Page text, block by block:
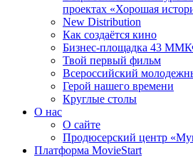
проектах «Хорошая
New Distribution
Как создаётся кино
Бизнес-площадка 43
Твой первый фильм
Всероссийский
Герой нашего времени
Круглые столы
О нас
О сайте
Продюсерский центр
Платформа MovieStart